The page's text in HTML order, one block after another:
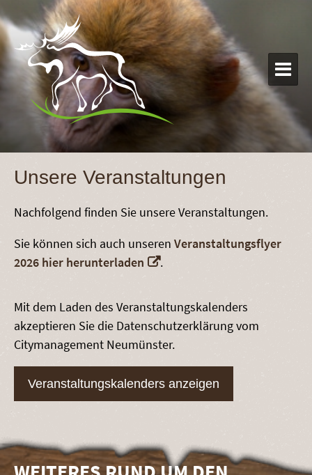

Unsere Veranstaltungen
Nachfolgend finden Sie unsere Veranstaltungen.
Sie können sich auch unseren Veranstaltungsflyer
2026 hier herunterladen
.
Mit dem Laden des Veranstaltungskalenders
akzeptieren Sie die Datenschutzerklärung vom
Citymanagement Neumünster.
Veranstaltungskalenders anzeigen